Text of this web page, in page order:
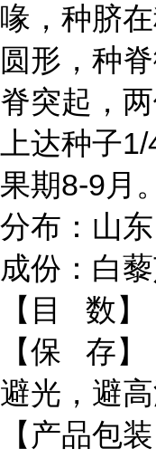
喙，种脐
圆形，种
脊突起，
上达种子
果期8-9月。
分布：山
成份：白
【目 数】
【保 存】
避光，避高
【产品包